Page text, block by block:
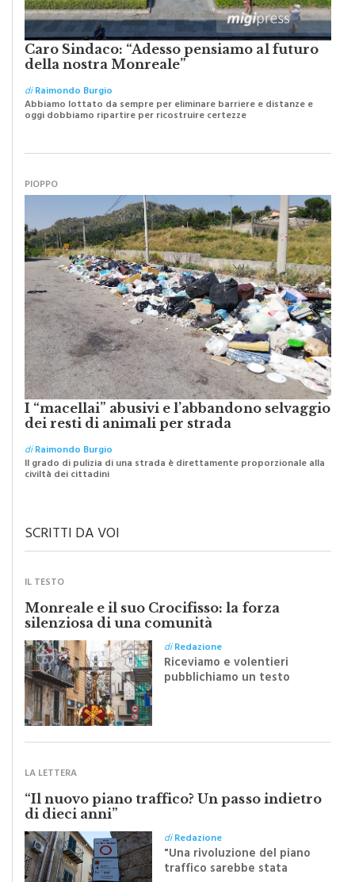
Caro Sindaco: “Adesso pensiamo al futuro
della nostra Monreale”
diRaimondo Burgio
Abbiamo lottato da sempre per eliminare barriere e distanze e
oggi dobbiamo ripartire per ricostruire certezze
PIOPPO
I “macellai” abusivi e l’abbandono selvaggio
dei resti di animali per strada
diRaimondo Burgio
Il grado di pulizia di una strada è direttamente proporzionale alla
civiltà dei cittadini
SCRITTI DA VOI
IL TESTO
Monreale e il suo Crocifisso: la forza
silenziosa di una comunità
diRedazione
Riceviamo e volentieri
pubblichiamo un testo
Festa del Santissimo
LA LETTERA
“Il nuovo piano traffico? Un passo indietro
di dieci anni”
diRedazione
"Una rivoluzione del piano
traffico sarebbe stata